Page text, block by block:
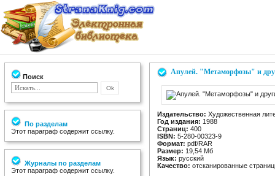
Поиск
По разделам
Этот параграф содержит ссылку.
Журналы по разделам
Этот параграф содержит ссылку.
Апулей. "Метаморфозы" и
Издательство: Художественная
Год издания: 1988
Страниц: 400
ISBN: 5-280-00323-9
Формат: pdf/RAR
Размер: 19,54 Мб
Язык: русский
Качество: отсканированные